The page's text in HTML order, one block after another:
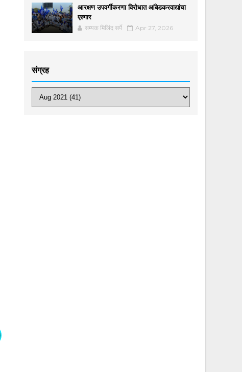
आरक्षण उपवर्गीकरणा विरोधात आंबेडकरवाद्यांचा
एल्गार
सम्यक मिलिंद सर्पे Apr 27, 2026
संग्रह